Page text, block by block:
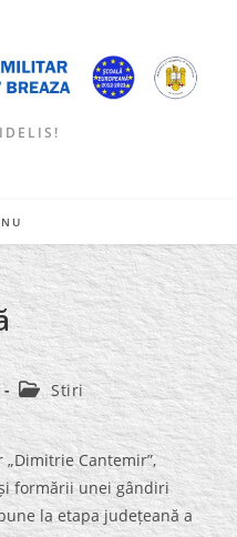
Post
category:
Stiri
Cantemir”,
formării unei gândiri
la etapa județeană a